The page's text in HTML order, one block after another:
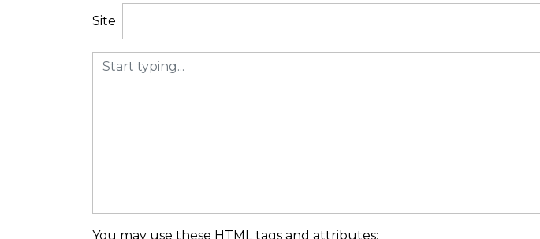
v
i
g
You may use these HTML tags and attributes:
Site